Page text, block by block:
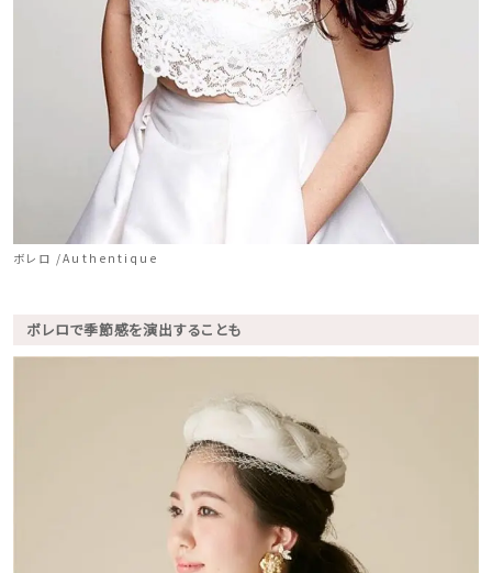
ボレロ /Authentique
ボレロで季節感を演出することも